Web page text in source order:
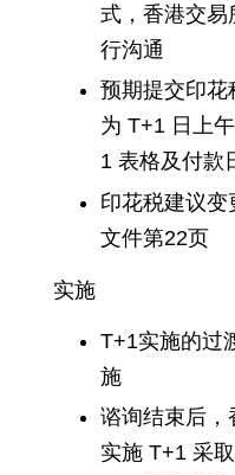
式，香港交易
行沟通
预期提交印花
为 T+1 日上
1 表格及付款
印花税建议变
文件第22页
实施
T+1实施的过
施
谘询结束后，
实施 T+1 采